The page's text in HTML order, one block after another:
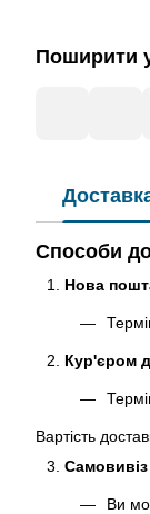
Поширити
Способи
Нова
Кур'єром
Вартість
Самовивіз
Ви